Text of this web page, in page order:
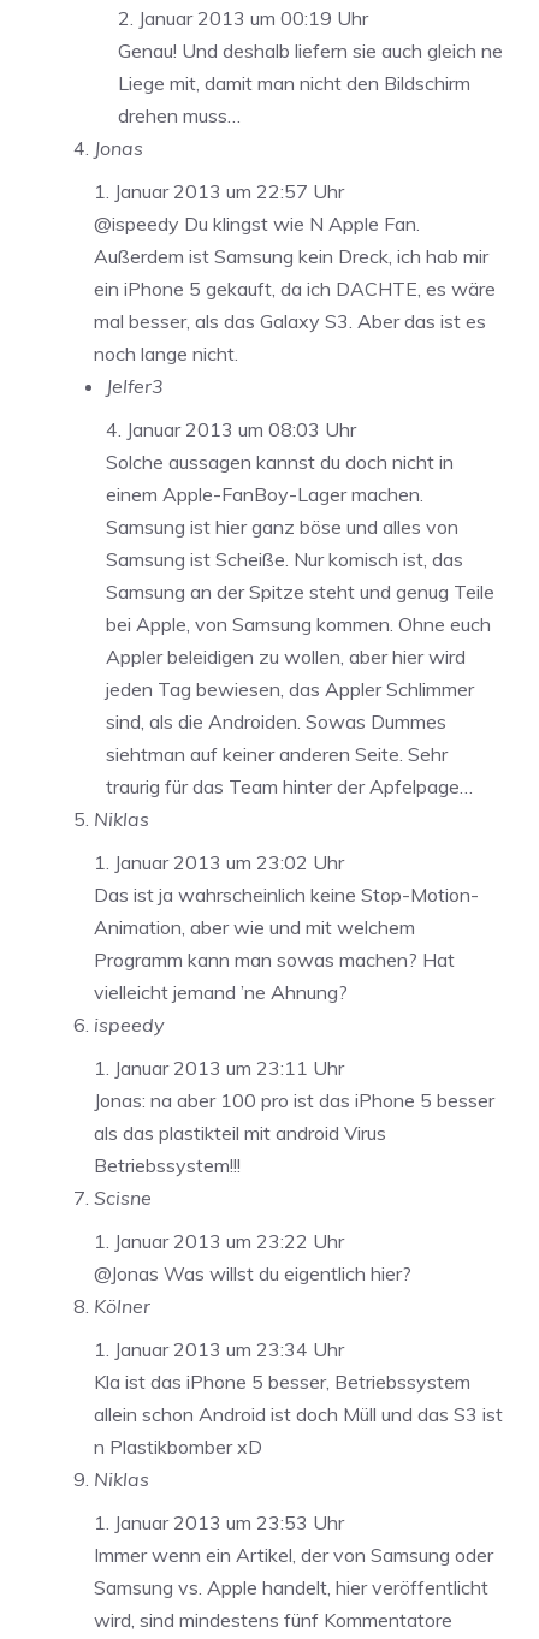
2. Januar 2013 um 00:19 Uhr
Genau! Und deshalb liefern sie auch gleich ne
Liege mit, damit man nicht den Bildschirm
drehen muss…
Jonas
1. Januar 2013 um 22:57 Uhr
@ispeedy Du klingst wie N Apple Fan.
Außerdem ist Samsung kein Dreck, ich hab mir
ein iPhone 5 gekauft, da ich DACHTE, es wäre
mal besser, als das Galaxy S3. Aber das ist es
noch lange nicht.
Jelfer3
4. Januar 2013 um 08:03 Uhr
Solche aussagen kannst du doch nicht in
einem Apple-FanBoy-Lager machen.
Samsung ist hier ganz böse und alles von
Samsung ist Scheiße. Nur komisch ist, das
Samsung an der Spitze steht und genug Teile
bei Apple, von Samsung kommen. Ohne euch
Appler beleidigen zu wollen, aber hier wird
jeden Tag bewiesen, das Appler Schlimmer
sind, als die Androiden. Sowas Dummes
siehtman auf keiner anderen Seite. Sehr
traurig für das Team hinter der Apfelpage…
Niklas
1. Januar 2013 um 23:02 Uhr
Das ist ja wahrscheinlich keine Stop-Motion-
Animation, aber wie und mit welchem
Programm kann man sowas machen? Hat
vielleicht jemand ’ne Ahnung?
ispeedy
1. Januar 2013 um 23:11 Uhr
Jonas: na aber 100 pro ist das iPhone 5 besser
als das plastikteil mit android Virus
Betriebssystem!!!
Scisne
1. Januar 2013 um 23:22 Uhr
@Jonas Was willst du eigentlich hier?
Kölner
1. Januar 2013 um 23:34 Uhr
Kla ist das iPhone 5 besser, Betriebssystem
allein schon Android ist doch Müll und das S3 ist
n Plastikbomber xD
Niklas
1. Januar 2013 um 23:53 Uhr
Immer wenn ein Artikel, der von Samsung oder
Samsung vs. Apple handelt, hier veröffentlicht
wird, sind mindestens fünf Kommentatore